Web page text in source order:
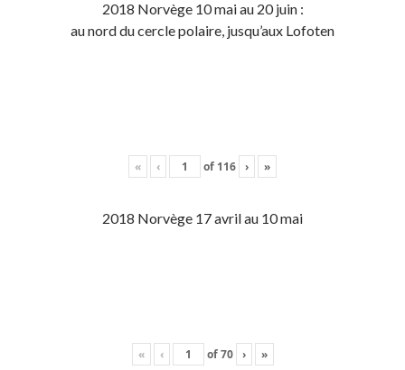
2018 Norvège 10 mai au 20 juin :
au nord du cercle polaire, jusqu’aux Lofoten
« ‹ of 116 › »
2018 Norvège 17 avril au 10 mai
« ‹ of70 › »